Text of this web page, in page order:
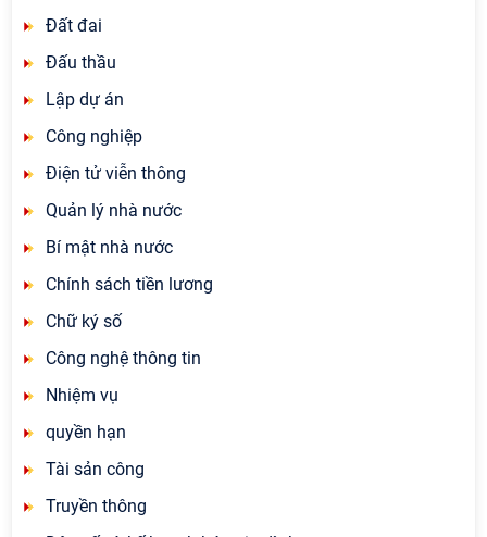
Đất đai
Đấu thầu
Lập dự án
Công nghiệp
Điện tử viễn thông
Quản lý nhà nước
Bí mật nhà nước
Chính sách tiền lương
Chữ ký số
Công nghệ thông tin
Nhiệm vụ
quyền hạn
Tài sản công
Truyền thông